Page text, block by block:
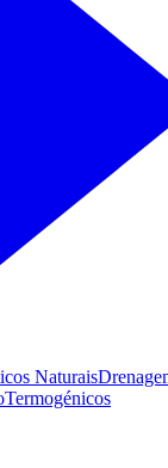
Naturais
Termogénicos